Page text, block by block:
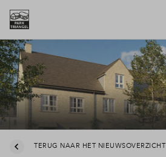
TERUG NAAR HET NIEUWSOVERZICHT